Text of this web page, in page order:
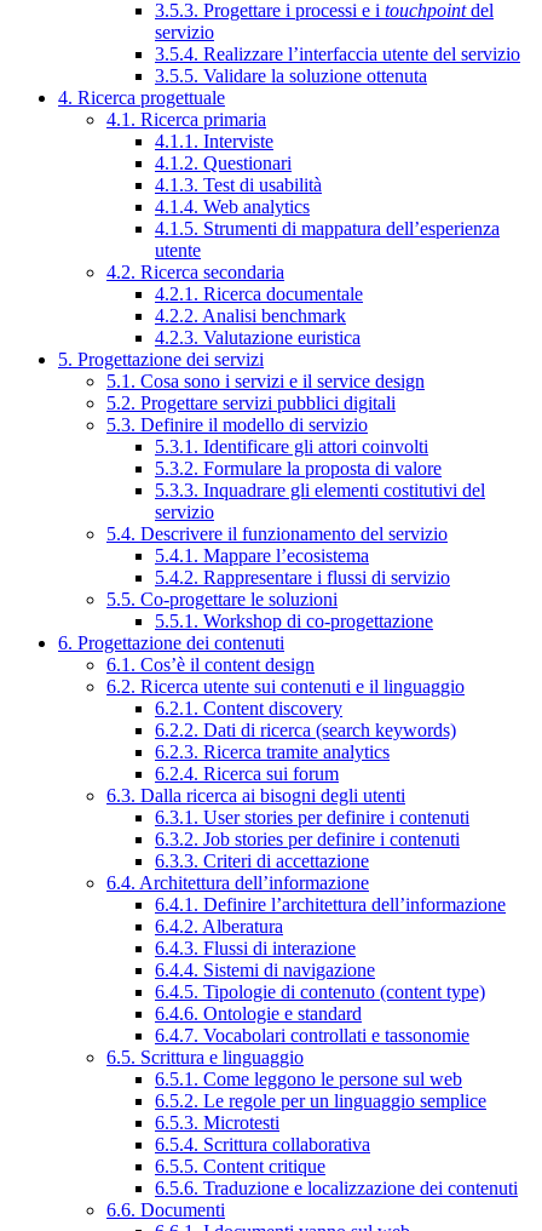
3.5.3. Progettare i processi e i touchpointdel
servizio
3.5.4. Realizzare l’interfaccia utente del servizio
3.5.5. Validare la soluzione ottenuta
4. Ricerca progettuale
4.1. Ricerca primaria
4.1.1. Interviste
4.1.2. Questionari
4.1.3. Test di usabilità
4.1.4. Web analytics
4.1.5. Strumenti di mappatura dell’esperienza
utente
4.2. Ricerca secondaria
4.2.1. Ricerca documentale
4.2.2. Analisi benchmark
4.2.3. Valutazione euristica
5. Progettazione dei servizi
5.1. Cosa sono i servizi e il service design
5.2. Progettare servizi pubblici digitali
5.3. Definire il modello di servizio
5.3.1. Identificare gli attori coinvolti
5.3.2. Formulare la proposta di valore
5.3.3. Inquadrare gli elementi costitutivi del
servizio
5.4. Descrivere il funzionamento del servizio
5.4.1. Mappare l’ecosistema
5.4.2. Rappresentare i flussi di servizio
5.5. Co-progettare le soluzioni
5.5.1. Workshop di co-progettazione
6. Progettazione dei contenuti
6.1. Cos’è il content design
6.2. Ricerca utente sui contenuti e il linguaggio
6.2.1. Content discovery
6.2.2. Dati di ricerca (search keywords)
6.2.3. Ricerca tramite analytics
6.2.4. Ricerca sui forum
6.3. Dalla ricerca ai bisogni degli utenti
6.3.1. User stories per definire i contenuti
6.3.2. Job stories per definire i contenuti
6.3.3. Criteri di accettazione
6.4. Architettura dell’informazione
6.4.1. Definire l’architettura dell’informazione
6.4.2. Alberatura
6.4.3. Flussi di interazione
6.4.4. Sistemi di navigazione
6.4.5. Tipologie di contenuto (content type)
6.4.6. Ontologie e standard
6.4.7. Vocabolari controllati e tassonomie
6.5. Scrittura e linguaggio
6.5.1. Come leggono le persone sul web
6.5.2. Le regole per un linguaggio semplice
6.5.3. Microtesti
6.5.4. Scrittura collaborativa
6.5.5. Content critique
6.5.6. Traduzione e localizzazione dei contenuti
6.6. Documenti